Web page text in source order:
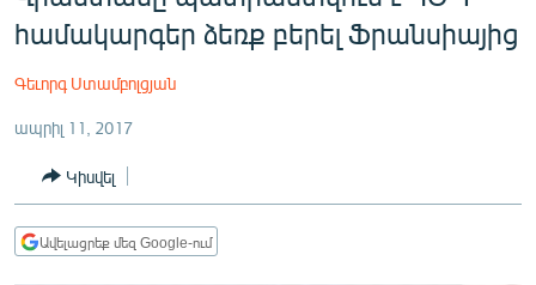
Անցնել
հիմնական
մենյուին
ՀԱՅԱՍՏԱՆ
ՔԱՂԱՔԱԿԱՆ
ԸՆՏՐՈՒԹՅՈՒՆՆԵՐ 2026
ԻՐԱՎՈՒՆՔ
ՀԱՍԱՐԱԿՈՒԹՅՈՒՆ
ՏՆՏԵՍՈՒԹՅՈՒՆ
համակարգեր ձեռք բերել Ֆրանսիայից
Գեւորգ Ստամբոլցյան
ապրիլ 11, 2017
Կիսվել
Ավելացրեք մեզ Google-ում